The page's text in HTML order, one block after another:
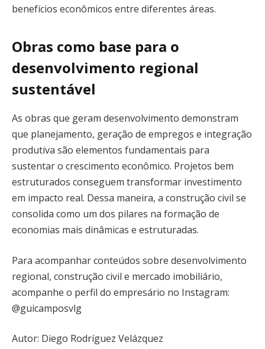
benefícios econômicos entre diferentes áreas.
Obras como base para o
desenvolvimento regional
sustentável
As obras que geram desenvolvimento demonstram
que planejamento, geração de empregos e integração
produtiva são elementos fundamentais para
sustentar o crescimento econômico. Projetos bem
estruturados conseguem transformar investimento
em impacto real. Dessa maneira, a construção civil se
consolida como um dos pilares na formação de
economias mais dinâmicas e estruturadas.
Para acompanhar conteúdos sobre desenvolvimento
regional, construção civil e mercado imobiliário,
acompanhe o perfil do empresário no Instagram:
@guicamposvlg
Autor: Diego Rodríguez Velázquez